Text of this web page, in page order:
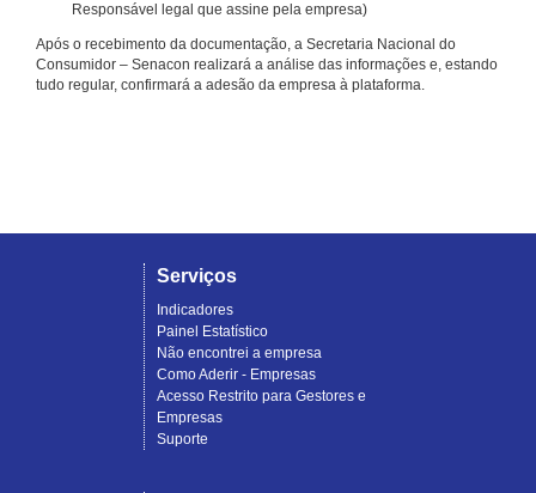
Responsável legal que assine pela empresa)
Após o recebimento da documentação, a Secretaria Nacional do
Consumidor – Senacon realizará a análise das informações e, estando
tudo regular, confirmará a adesão da empresa à plataforma.
Serviços
Indicadores
Painel Estatístico
Não encontrei a empresa
Como Aderir - Empresas
Acesso Restrito para Gestores e
Empresas
Suporte